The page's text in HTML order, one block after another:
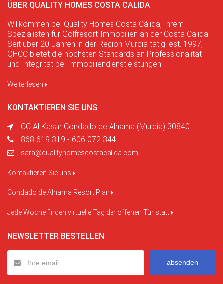
ÜBER QUALITY HOMES COSTA CALIDA
Willkommen bei Quality Homes Costa Cálida, Ihrem
Spezialisten für Golfresort-Immobilien an der Costa Calida.
Seit über 20 Jahren in der Region Murcia tätig. est. 1997,
QHCC bietet die höchsten Standards an Professionalität
und Integrität bei Immobiliendienstleistungen.
Weiterlesen
KONTAKTIEREN SIE UNS
CC Al Kasar Condado de Alhama (Murcia) 30840
868 619 319 - 606 072 344
sara@qualityhomescostacalida.com
Kontaktieren Sie uns
Condado de Alhama Resort Plan
Jede Woche finden virtuelle Tag der offenen Tür statt
NEWSLETTER BESTELLEN
absenden